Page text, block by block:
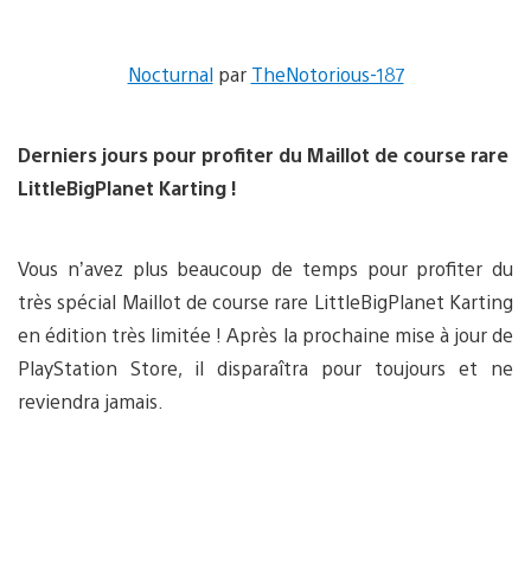
Nocturnalpar TheNotorious-187
Derniers jours pour profiter du Maillot de course rare
LittleBigPlanet Karting !
Vous n’avez plus beaucoup de temps pour profiter du
très spécial Maillot de course rare LittleBigPlanet Karting
en édition très limitée ! Après la prochaine mise à jour de
PlayStation Store, il disparaîtra pour toujours et ne
reviendra jamais.